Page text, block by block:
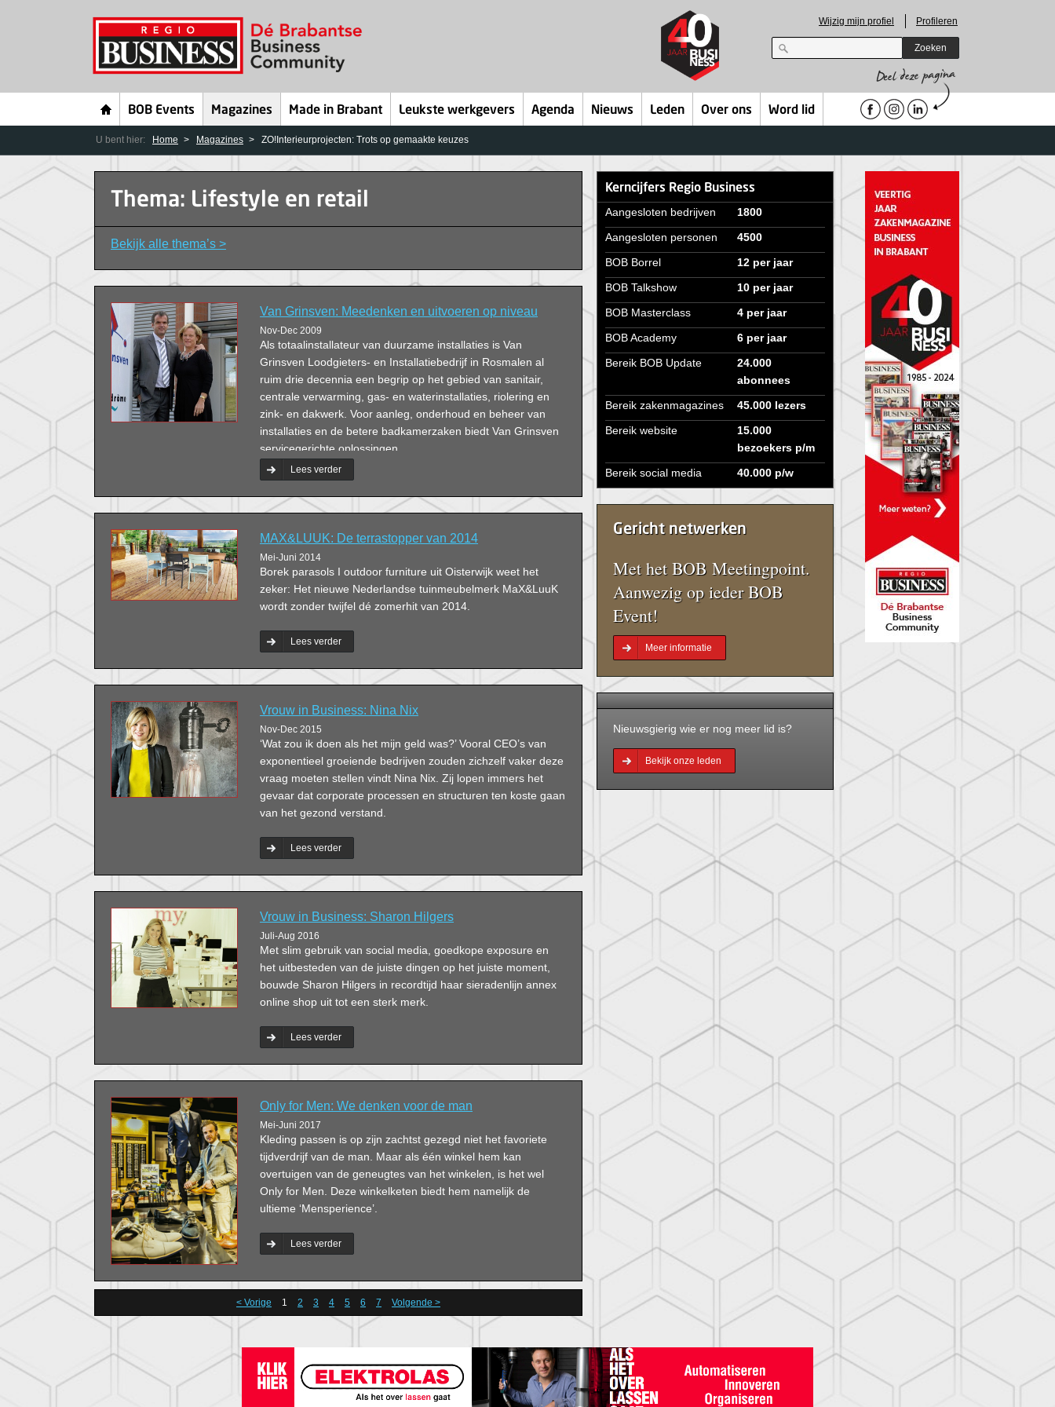
Wijzig mijn profiel Profileren
Zoeken
BOB Events Magazines Made in Brabant Leukste werkgevers Agenda Nieuws Leden Over ons Word lid
U bent hier: Home Magazines ZO!Interieurprojecten: Trots op gemaakte keuzes
Thema: Lifestyle en retail
Bekijk alle thema’s >
Van Grinsven: Meedenken en uitvoeren op niveau
Nov-Dec 2009
Als totaalinstallateur van duurzame installaties is Van
Grinsven Loodgieters- en Installatiebedrijf in Rosmalen al
ruim drie decennia een begrip op het gebied van sanitair,
centrale verwarming, gas- en waterinstallaties, riolering en
zink- en dakwerk. Voor aanleg, onderhoud en beheer van
installaties en de betere badkamerzaken biedt Van Grinsven
servicegerichte oplossingen.
Lees verder
MAX&LUUK: De terrastopper van 2014
Mei-Juni 2014
Borek parasols I outdoor furniture uit Oisterwijk weet het
zeker: Het nieuwe Nederlandse tuinmeubelmerk MaX&LuuK
wordt zonder twijfel dé zomerhit van 2014.
Lees verder
Vrouw in Business: Nina Nix
Nov-Dec 2015
‘Wat zou ik doen als het mijn geld was?’ Vooral CEO’s van
exponentieel groeiende bedrijven zouden zichzelf vaker deze
vraag moeten stellen vindt Nina Nix. Zij lopen immers het
gevaar dat corporate processen en structuren ten koste gaan
van het gezond verstand.
Lees verder
Vrouw in Business: Sharon Hilgers
Juli-Aug 2016
Met slim gebruik van social media, goedkope exposure en
het uitbesteden van de juiste dingen op het juiste moment,
bouwde Sharon Hilgers in recordtijd haar sieradenlijn annex
online shop uit tot een sterk merk.
Lees verder
Only for Men: We denken voor de man
Mei-Juni 2017
Kleding passen is op zijn zachtst gezegd niet het favoriete
tijdverdrijf van de man. Maar als één winkel hem kan
overtuigen van de geneugtes van het winkelen, is het wel
Only for Men. Deze winkelketen biedt hem namelijk de
ultieme ‘Mensperience’.
Lees verder
< Vorige 1 2 3 4 5 6 7 Volgende >
Kerncijfers Regio Business
Aangesloten bedrijven
1800
Aangesloten personen
4500
BOB Borrel
12 per jaar
BOB Talkshow
10 per jaar
BOB Masterclass
4 per jaar
BOB Academy
6 per jaar
Bereik BOB Update
24.000
abonnees
Bereik zakenmagazines
45.000 lezers
Bereik website
15.000
bezoekers p/m
Bereik social media
40.000 p/w
Gericht netwerken
Met het BOB Meetingpoint.
Aanwezig op ieder BOB
Event!
Meer informatie
Nieuwsgierig wie er nog meer lid is?
Bekijk onze leden